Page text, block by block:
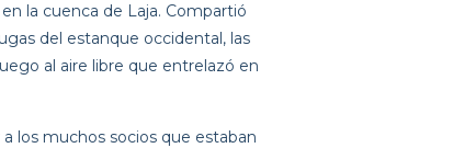
la cuenca de Laja. Compartió
del estanque occidental, las
al aire libre que entrelazó en
los muchos socios que estaban